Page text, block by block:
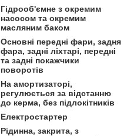
Гідрооб'ємне з окремим
насосом та окремим
масляним баком
Основні передні фари, задня
фара, задні ліхтарі, передні
та задні покажчики
поворотів
На амортизаторі,
регулюється за відстанню
до керма, без підлокітників
Електростартер
Рідинна, закрита, з